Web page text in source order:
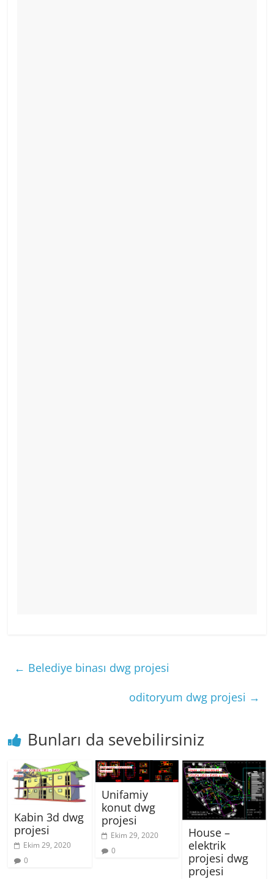
← Belediye binası dwg projesi
oditoryum dwg projesi →
Bunları da sevebilirsiniz
Kabin 3d dwg
projesi
Ekim 29, 2020
0
Unifamiy
konut dwg
projesi
Ekim 29, 2020
0
House –
elektrik
projesi dwg
projesi